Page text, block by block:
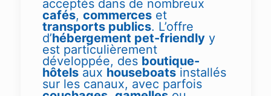
acceptés dans de nombreux
cafés, commerceset
transports publics. L’offre
d’hébergement pet-friendlyy
est particulièrement
développée, des boutique-
hôtelsaux houseboatsinstallés
sur les canaux, avec parfois